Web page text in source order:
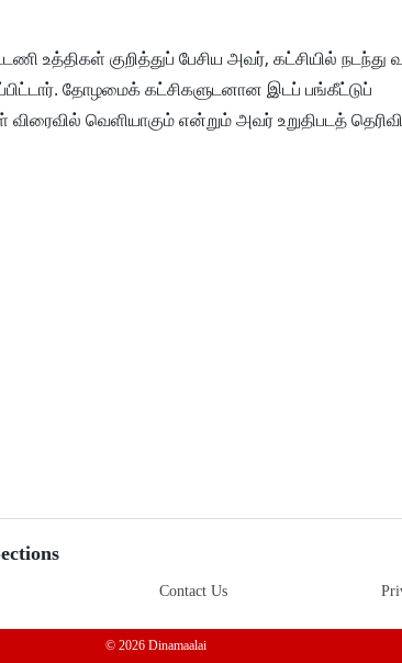
உத்திகள் குறித்துப் பேசிய அவர், கட்சியில் நடந்து
தோழமைக் கட்சிகளுடனான இடப் பங்கீட்டுப்
வெளியாகும் என்றும் அவர் உறுதிபடத்
Contact Us
© 2026 Dinamaalai